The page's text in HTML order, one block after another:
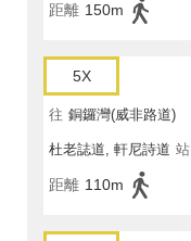
距離 150m
5X
往 銅鑼灣(威非路道)
杜老誌道, 軒尼詩道 站
距離 110m